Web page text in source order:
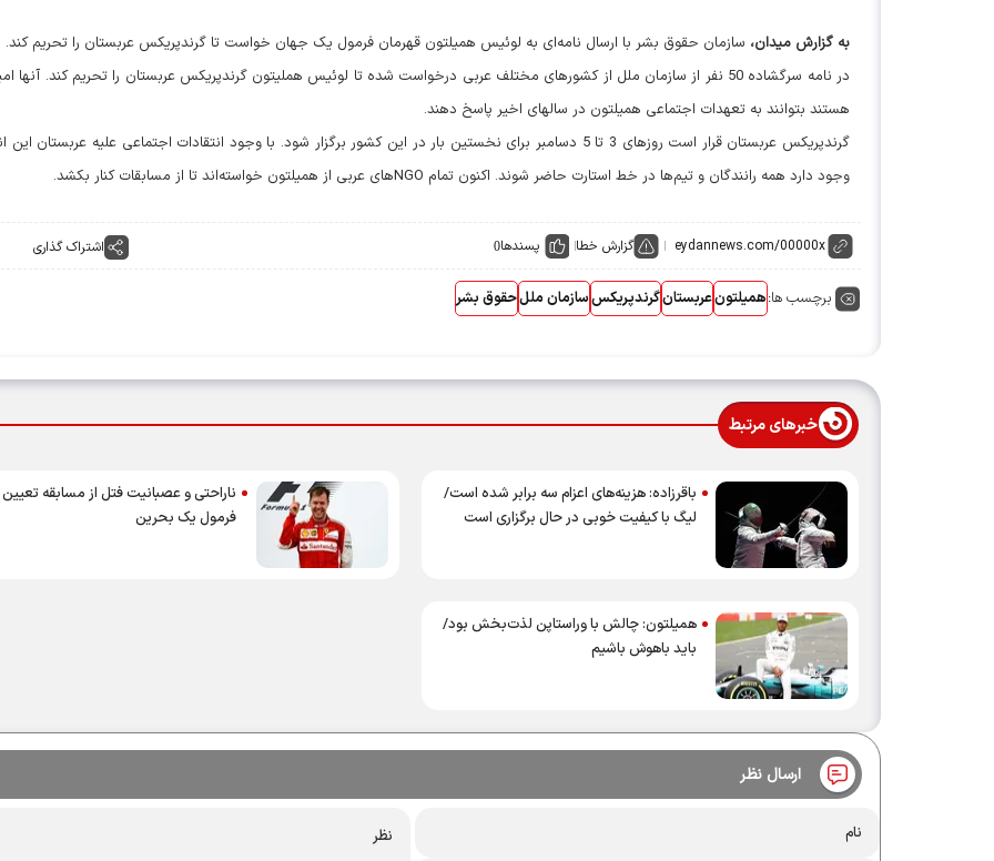
به گزارش میدان، سازمان حقوق بشر با ارسال نامه‌ای به لوئیس همیلتون قهرمان فرمول یک جهان خواست تا گرندپریکس عربستان را تحریم کند.
در نامه سرگشاده 50 نفر از سازمان ملل از کشورهای مختلف عربی درخواست شده تا لوئیس هملیتون گرندپریکس عربستان را تحریم کند. آنها
هستند بتوانند به تعهدات اجتماعی همیلتون در سالهای اخیر پاسخ دهند.
گرندپریکس عربستان قرار است روزهای 3 تا 5 دسامبر برای نخستین بار در این کشور برگزار شود. با وجود انتقادات اجتماعی علیه عربستان این
وجود دارد همه رانندگان و تیم‌ها در خط استارت حاضر شوند. اکنون تمام NGOهای عربی از همیلتون خواسته‌اند تا از مسابقات کنار بکشد.
گزارش خطا پسندها0 اشتراک گذاری
برچسب ها:همیلتونعربستانگرندپریکسسازمان مللحقوق بشر
خبرهای مرتبط
باقرزاده: هزینه‌‌های اعزام سه برابر شده است/
لیگ با کیفیت خوبی در حال برگزاری است
ناراحتی و عصبانیت فتل از مسابقه
فرمول یک بحرین
همیلتون: چالش با وراستاپن لذت‌بخش بود/
باید باهوش باشیم
ارسال نظر
پرتابگر نیزه المپیکی که ماهی